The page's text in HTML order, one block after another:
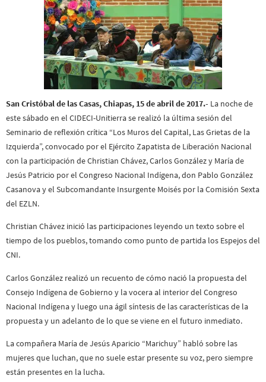
San Cristóbal de las Casas, Chiapas, 15 de abril de 2017.- La noche de
este sábado en el CIDECI-Unitierra se realizó la última sesión del
Seminario de reflexión crítica “Los Muros del Capital, Las Grietas de la
Izquierda”, convocado por el Ejército Zapatista de Liberación Nacional
con la participación de Christian Chávez, Carlos González y María de
Jesús Patricio por el Congreso Nacional Indígena, don Pablo González
Casanova y el Subcomandante Insurgente Moisés por la Comisión Sexta
del EZLN.
Christian Chávez inició las participaciones leyendo un texto sobre el
tiempo de los pueblos, tomando como punto de partida los Espejos del
CNI.
Carlos González realizó un recuento de cómo nació la propuesta del
Consejo Indígena de Gobierno y la vocera al interior del Congreso
Nacional Indígena y luego una ágil síntesis de las características de la
propuesta y un adelanto de lo que se viene en el futuro inmediato.
La compañera María de Jesús Aparicio “Marichuy” habló sobre las
mujeres que luchan, que no suele estar presente su voz, pero siempre
están presentes en la lucha.